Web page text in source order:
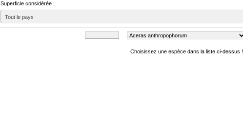
Superficie considérée :
Tout le pays
Choisissez une espèce dans la liste ci-dessus !